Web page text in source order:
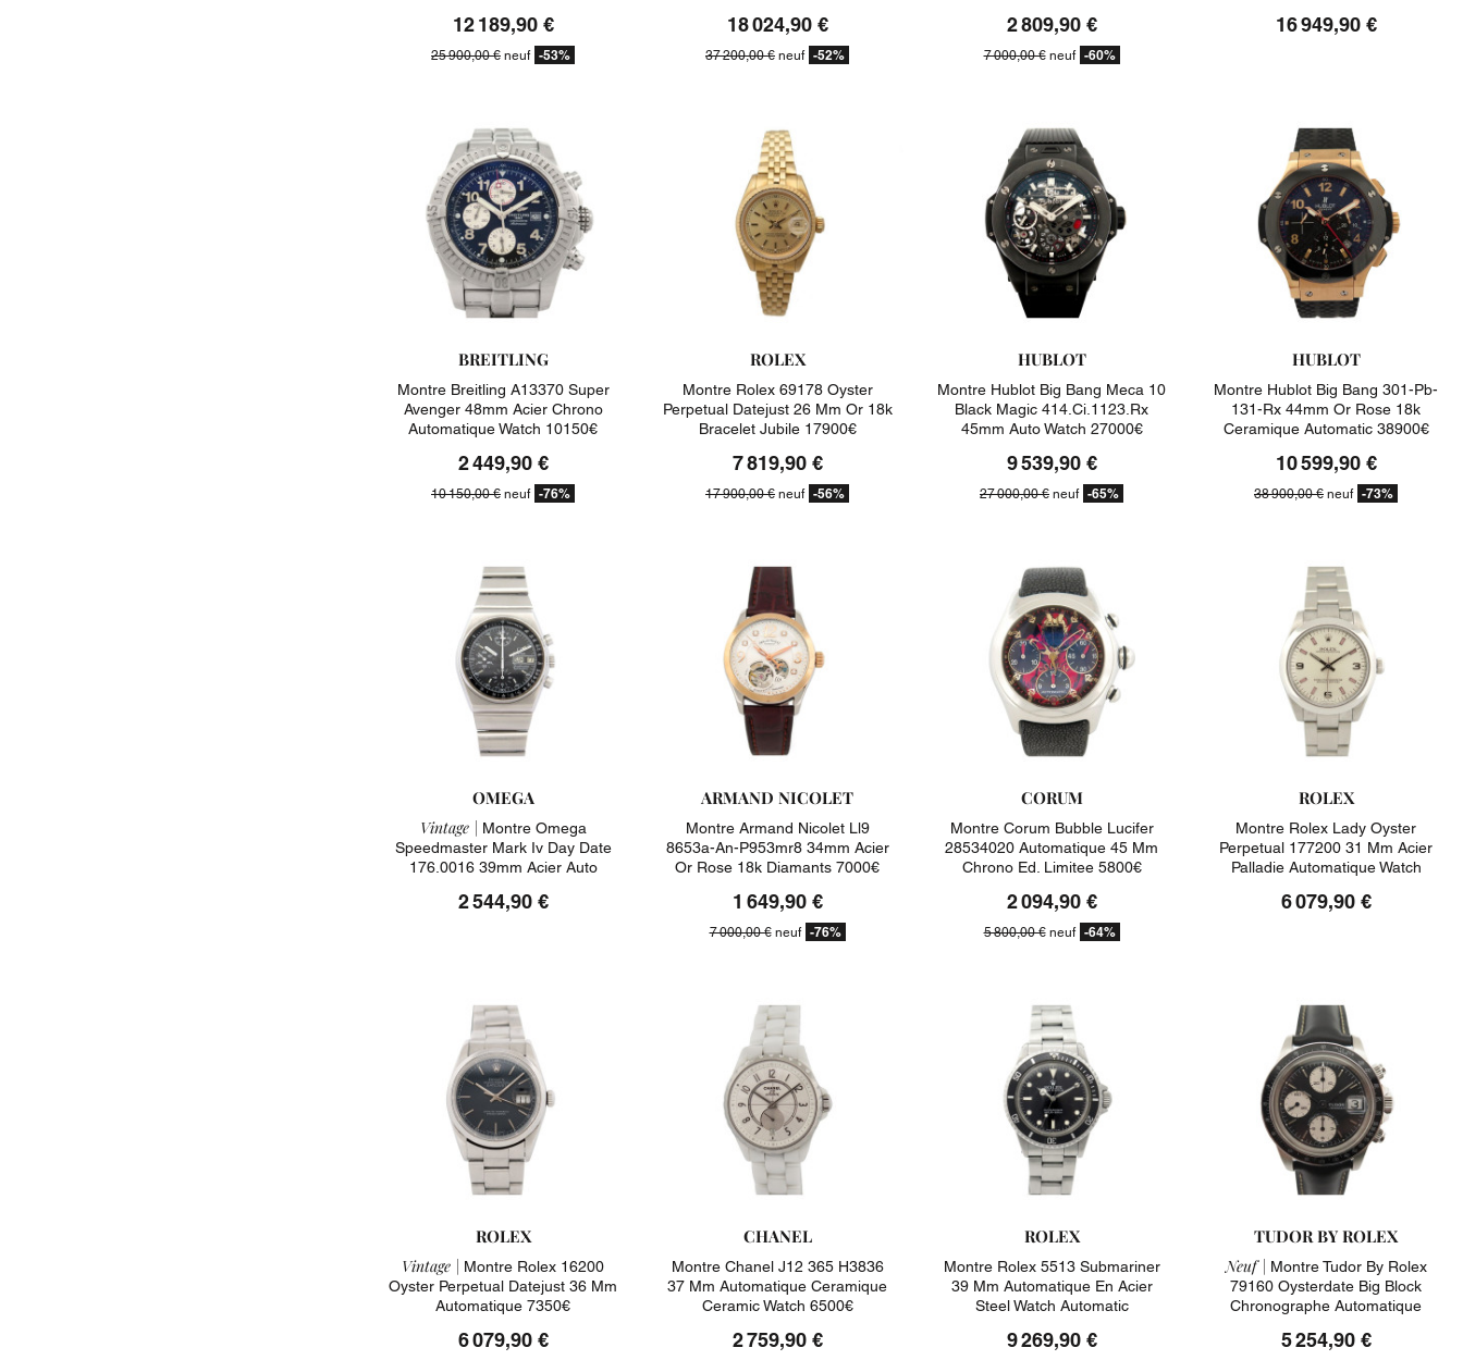
12 189,90 €
25 900,00 € neuf -53%
18 024,90 €
37 200,00 € neuf -52%
2 809,90 €
7 000,00 €neuf -60%
16 949,90 €
BREITLING
Montre Breitling A13370 Super
Avenger 48mm Acier Chrono
Automatique Watch 10150€
2 449,90 €
10 150,00 € neuf -76%
ROLEX
Montre Rolex 69178 Oyster
Perpetual Datejust 26 Mm Or 18k
Bracelet Jubile 17900€
7 819,90 €
17 900,00 € neuf -56%
HUBLOT
Montre Hublot Big Bang Meca 10
Black Magic 414.ci.1123.rx
45mm Auto Watch 27000€
9 539,90 €
27 000,00 € neuf -65%
HUBLOT
Montre Hublot Big Bang 301-Pb-
131-Rx 44mm Or Rose 18k
Ceramique Automatic 38900€
10 599,90 €
38 900,00 € neuf -73%
OMEGA
Vintage | Montre Omega
Speedmaster Mark Iv Day Date
176.0016 39mm Acier Auto
2 544,90 €
ARMAND NICOLET
Montre Armand Nicolet Ll9
8653a-An-P953mr8 34mm Acier
Or Rose 18k Diamants 7000€
1 649,90 €
7 000,00 €neuf -76%
CORUM
Montre Corum Bubble Lucifer
28534020 Automatique 45 Mm
Chrono Ed. Limitee 5800€
2 094,90 €
5 800,00 €neuf -64%
ROLEX
Montre Rolex Lady Oyster
Perpetual 177200 31 Mm Acier
Palladie Automatique Watch
6 079,90 €
ROLEX
Vintage | Montre Rolex 16200
Oyster Perpetual Datejust 36 Mm
Automatique 7350€
6 079,90 €
CHANEL
Montre Chanel J12 365 H3836
37 Mm Automatique Ceramique
Ceramic Watch 6500€
2 759,90 €
ROLEX
Montre Rolex 5513 Submariner
39 Mm Automatique En Acier
Steel Watch Automatic
9 269,90 €
TUDOR BY ROLEX
Neuf | Montre Tudor By Rolex
79160 Oysterdate Big Block
Chronographe Automatique
5 254,90 €